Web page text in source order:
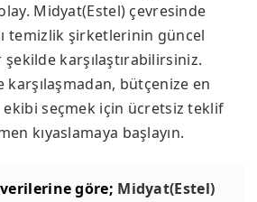
Midyat(Estel) çevresinde
temizlik şirketlerinin güncel
karşılaştırabilirsiniz.
bütçenize en
seçmek için ücretsiz teklif
kıyaslamaya başlayın.
verilerine göre; Midyat(Estel)